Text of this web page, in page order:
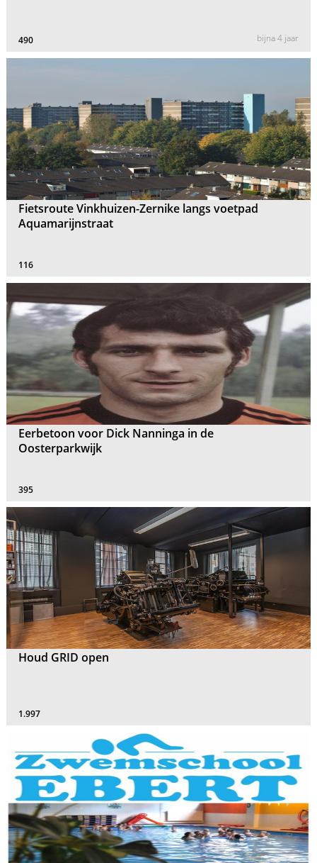
490 bijna 4 jaar
Fietsroute Vinkhuizen-Zernike langs voetpad
Aquamarijnstraat
116
Eerbetoon voor Dick Nanninga in de
Oosterparkwijk
395
Houd GRID open
1.997